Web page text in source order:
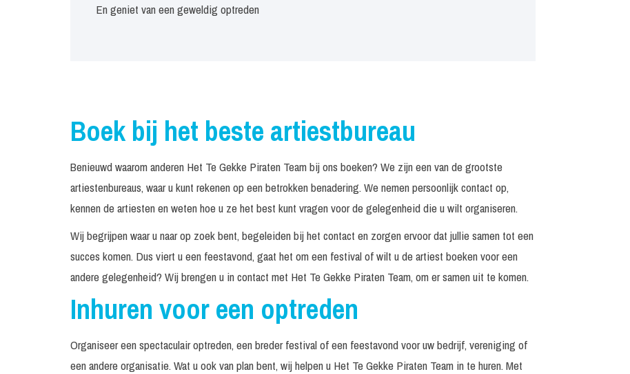
En geniet van een geweldig optreden
Boek bij het beste artiestbureau
Benieuwd waarom anderen Het Te Gekke Piraten Team bij ons boeken? We zijn een van de grootste
artiestenbureaus, waar u kunt rekenen op een betrokken benadering. We nemen persoonlijk contact op,
kennen de artiesten en weten hoe u ze het best kunt vragen voor de gelegenheid die u wilt organiseren.
Wij begrijpen waar u naar op zoek bent, begeleiden bij het contact en zorgen ervoor dat jullie samen tot een
succes komen. Dus viert u een feestavond, gaat het om een festival of wilt u de artiest boeken voor een
andere gelegenheid? Wij brengen u in contact met Het Te Gekke Piraten Team, om er samen uit te komen.
Inhuren voor een optreden
Organiseer een spectaculair optreden, een breder festival of een feestavond voor uw bedrijf, vereniging of
een andere organisatie. Wat u ook van plan bent, wij helpen u Het Te Gekke Piraten Team in te huren. Met